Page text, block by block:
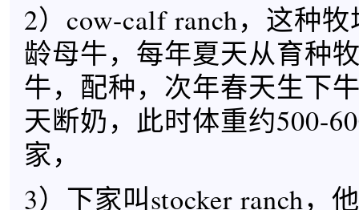
2）cow-calf ranch，这种
龄母牛，每年夏天从育种
牛，配种，次年春天生下
天断奶，此时体重约500-
家，
3）下家叫stocker ranch，